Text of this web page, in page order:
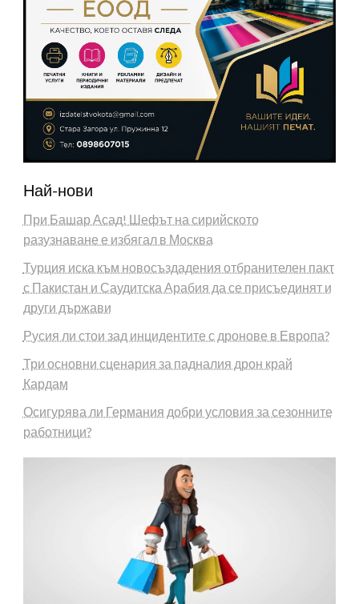
Най-нови
При Башар Асад! Шефът на сирийското
разузнаване е избягал в Москва
Турция иска към новосъздадения отбранителен пакт
с Пакистан и Саудитска Арабия да се присъединят и
други държави
Русия ли стои зад инцидентите с дронове в Европа?
Три основни сценария за падналия дрон край
Кардам
Осигурява ли Германия добри условия за сезонните
работници?